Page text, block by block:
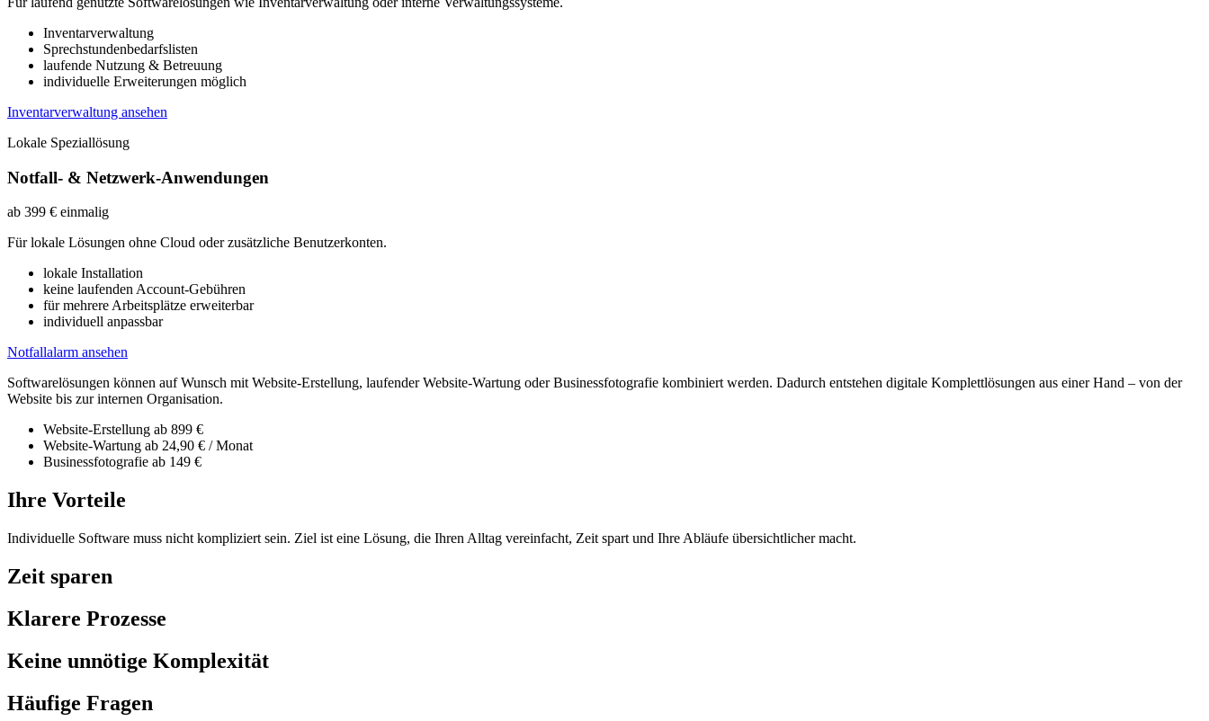
Inventarverwaltung
Sprechstundenbedarfslisten
laufende Nutzung & Betreuung
individuelle Erweiterungen möglich
Inventarverwaltung ansehen
Lokale Speziallösung
Notfall- & Netzwerk-Anwendungen
ab 399 € einmalig
Für lokale Lösungen ohne Cloud oder zusätzliche Benutzerkonten.
lokale Installation
keine laufenden Account-Gebühren
für mehrere Arbeitsplätze erweiterbar
individuell anpassbar
Notfallalarm ansehen
Softwarelösungen können auf Wunsch mit Website-Erstellung, laufender Website-Wartung oder Businessfotografie kombiniert werden. Dadurch entstehen digitale Komplettlösungen aus einer Hand – von der
Website bis zur internen Organisation.
Website-Erstellung ab 899 €
Website-Wartung ab 24,90 € / Monat
Businessfotografie ab 149 €
Ihre Vorteile
Individuelle Software muss nicht kompliziert sein. Ziel ist eine Lösung, die Ihren Alltag vereinfacht, Zeit spart und Ihre Abläufe übersichtlicher macht.
Zeit sparen
Klarere Prozesse
Keine unnötige Komplexität
Häufige Fragen